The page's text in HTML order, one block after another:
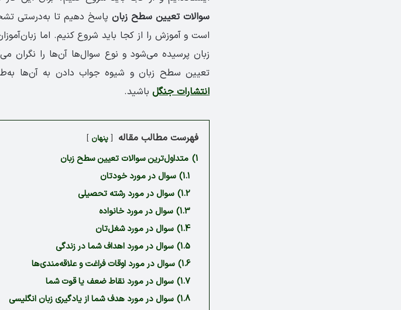
سوالات تعیین سطح زبان پاسخ دهیم تا به‌درستی
است و آموزش را از کجا باید شروع کنیم. اما
زبان پرسیده می‌شود و نوع سوال‌ها آن‌ها را نگران
تعیین سطح زبان و شیوه جواب دادن به آن‌ها
انتشارات جنگل باشید.
فهرست مطالب مقاله پنهان
1) متداول‌ترین سوالات تعیین سطح زبان
1.1) سوال در مورد خودتان
1.2) سوال در مورد رشته تحصیلی
1.3) سوال در مورد خانواده
1.4) سوال در مورد شغل‌تان
1.5) سوال در مورد اهداف شما در زندگی
1.6) سوال در مورد اوقات فراغت و علاقه‌مندی‌ها
1.7) سوال در مورد نقاط ضعف یا قوت شما
1.8) سوال در مورد هدف شما از یادگیری زبان انگلیسی